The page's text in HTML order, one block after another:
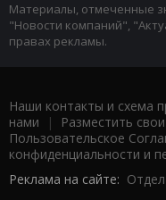
Материалы, отмеченные
"Новости компаний",
правах рекламы.
Наши контакты и схема
нами | Разместить
Пользовательское
конфиденциальности и
Реклама на сайте: